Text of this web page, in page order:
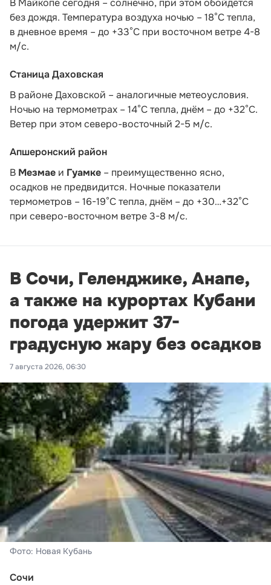
В Майкопе сегодня – солнечно, при этом обойдётся
без дождя. Температура воздуха ночью – 18°С тепла,
в дневное время – до +33°С при восточном ветре 4-8
м/с.
Станица Даховская
В районе Даховской – аналогичные метеоусловия.
Ночью на термометрах – 14°C тепла, днём – до +32°C.
Ветер при этом северо-восточный 2-5 м/с.
Апшеронский район
В Мезмае и Гуамке – преимущественно ясно,
осадков не предвидится. Ночные показатели
термометров – 16-19°С тепла, днём – до +30…+32°С
при северо-восточном ветре 3-8 м/с.
В Сочи, Геленджике, Анапе,
а также на курортах Кубани
погода удержит 37-
градусную жару без осадков
7 августа 2026, 06:30
Фото: Новая Кубань
Сочи